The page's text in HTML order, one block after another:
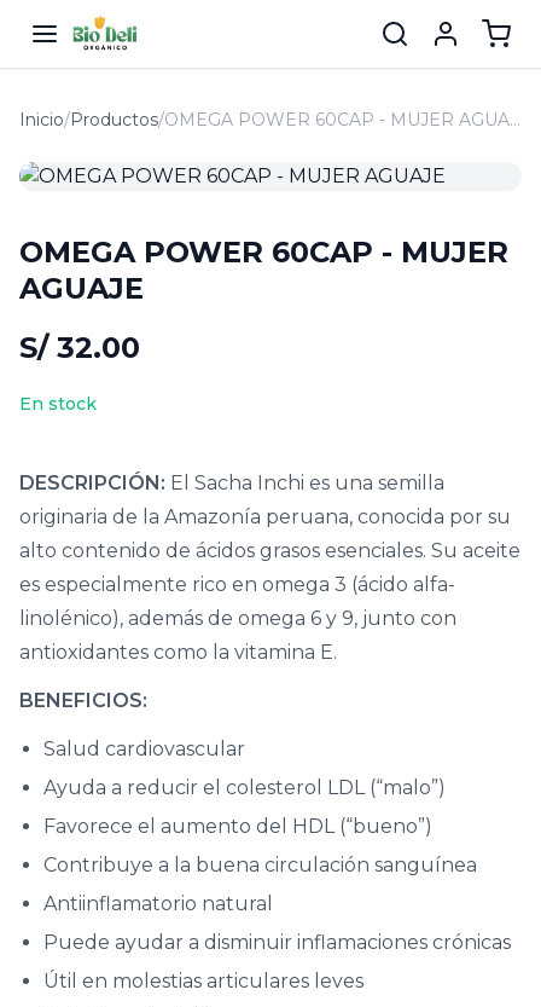
Inicio/Productos/ OMEGA POWER 60CAP - MUJER AGUAJE
OMEGA POWER 60CAP - MUJER
AGUAJE
S/ 32.00
En stock
DESCRIPCIÓN: El Sacha Inchi es una semilla
originaria de la Amazonía peruana, conocida por su
alto contenido de ácidos grasos esenciales. Su aceite
es especialmente rico en omega 3 (ácido alfa-
linolénico), además de omega 6 y 9, junto con
antioxidantes como la vitamina E.
BENEFICIOS:
Salud cardiovascular
Ayuda a reducir el colesterol LDL (“malo”)
Favorece el aumento del HDL (“bueno”)
Contribuye a la buena circulación sanguínea
Antiinflamatorio natural
Puede ayudar a disminuir inflamaciones crónicas
Útil en molestias articulares leves